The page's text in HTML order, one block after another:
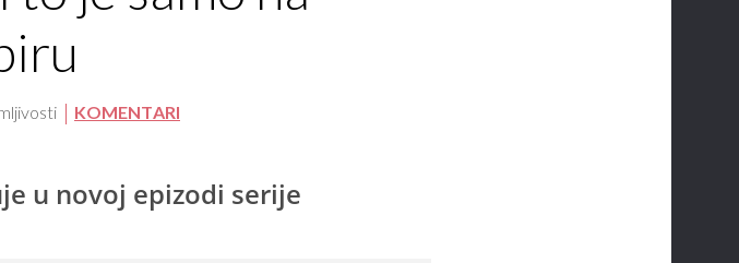
KOMENTARI
u novoj epizodi serije